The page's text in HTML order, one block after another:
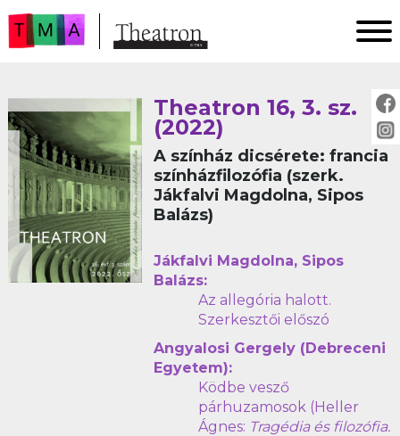
AKTUÁLIS
ARCHÍVUM
IMPRESSZUM
SZERZŐINKNEK
FOR AUTHORS
PEER REVIEW
Theatron 16, 3. sz.
(2022)
A színház dicsérete: francia
színházfilozófia (szerk.
Jákfalvi Magdolna, Sipos
Balázs)
Jákfalvi Magdolna, Sipos
Balázs:
Az allegória halott.
Szerkesztői előszó
Angyalosi Gergely (Debreceni
Egyetem):
Ködbe vesző
párhuzamosok (Heller
Ágnes: Tragédia és filozófia.